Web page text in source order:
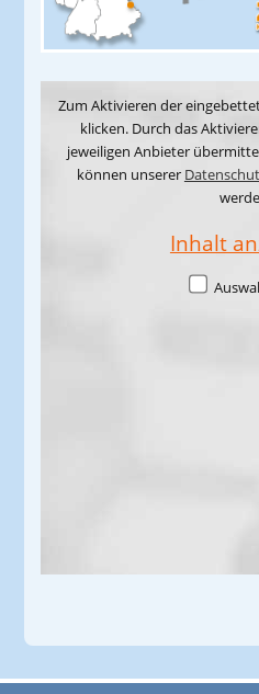
Zum Aktivieren der
klicken. Durch das
jeweiligen Anbieter
können unserer
Inhalt